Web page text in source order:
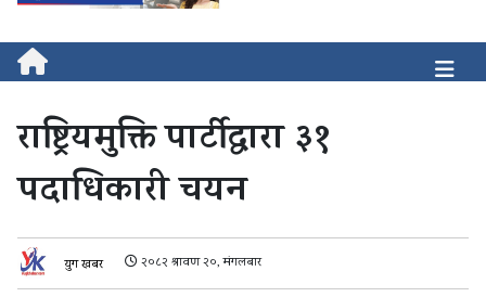
राष्ट्रियमुक्ति पार्टीद्वारा ३१
पदाधिकारी चयन
युग खबर २०८२ श्रावण २०, मंगलबार